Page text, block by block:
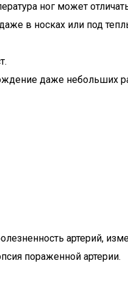
ног может
в носках или под
даже небольших
артерий,
пораженной артерии.